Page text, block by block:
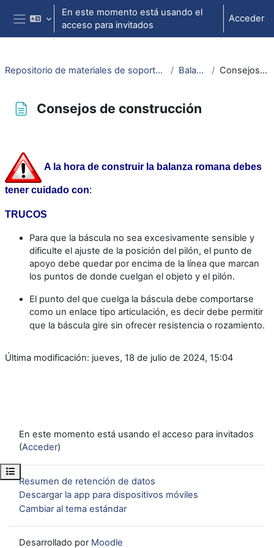
Salta al contenido principal
Panel lateral
En este momento está usando el
acceso para invitados
Acceder
Abrir índice del curso
Repositorio de materiales de soporte para la docencia de la física universitaria II Balanza romana Consejos de construcción
Consejos de construcción
A la hora de construir la balanza romana debes
tener cuidado con:
TRUCOS
Para que la báscula no sea excesivamente sensible y
dificulte el ajuste de la posición del pilón, el punto de
apoyo debe quedar por encima de la línea que marcan
los puntos de donde cuelgan el objeto y el pilón.
El punto del que cuelga la báscula debe comportarse
como un enlace tipo articulación, es decir debe permitir
que la báscula gire sin ofrecer resistencia o rozamiento.
Última modificación: jueves, 18 de julio de 2024, 15:04
En este momento está usando el acceso para invitados
(Acceder)
Resumen de retención de datos
Descargar la app para dispositivos móviles
Cambiar al tema estándar
Desarrollado por Moodle